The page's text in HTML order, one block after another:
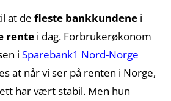
at de fleste bankkundene i
rente i dag. Forbrukerøkonom
iSparebank1 Nord-Norge
at når vi ser på renten i Norge,
har vært stabil. Men hun